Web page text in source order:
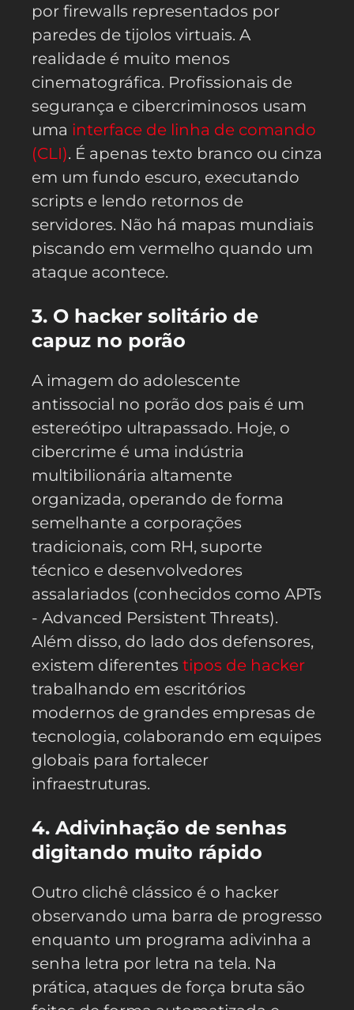
por firewalls representados por
paredes de tijolos virtuais. A
realidade é muito menos
cinematográfica. Profissionais de
segurança e cibercriminosos usam
uma interface de linha de comando
(CLI). É apenas texto branco ou cinza
em um fundo escuro, executando
scripts e lendo retornos de
servidores. Não há mapas mundiais
piscando em vermelho quando um
ataque acontece.
3. O hacker solitário de
capuz no porão
A imagem do adolescente
antissocial no porão dos pais é um
estereótipo ultrapassado. Hoje, o
cibercrime é uma indústria
multibilionária altamente
organizada, operando de forma
semelhante a corporações
tradicionais, com RH, suporte
técnico e desenvolvedores
assalariados (conhecidos como APTs
- Advanced Persistent Threats).
Além disso, do lado dos defensores,
existem diferentes tipos de hacker
trabalhando em escritórios
modernos de grandes empresas de
tecnologia, colaborando em equipes
globais para fortalecer
infraestruturas.
4. Adivinhação de senhas
digitando muito rápido
Outro clichê clássico é o hacker
observando uma barra de progresso
enquanto um programa adivinha a
senha letra por letra na tela. Na
prática, ataques de força bruta são